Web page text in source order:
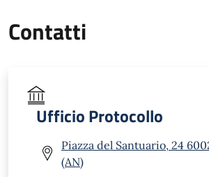
Contatti
Ufficio Protocollo
Piazza del Santuario, 24
(AN)